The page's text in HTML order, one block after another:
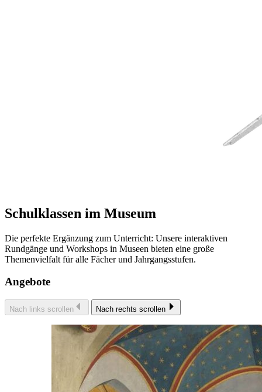
Schulklassen im Museum
Die perfekte Ergänzung zum Unterricht: Unsere interaktiven
Rundgänge und Workshops in Museen bieten eine große
Themenvielfalt für alle Fächer und Jahrgangsstufen.
Angebote
Nach links scrollen Nach rechts scrollen